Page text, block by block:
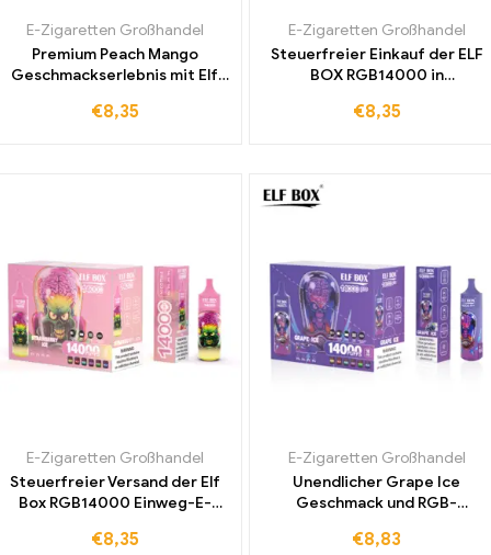
E-Zigaretten Großhandel
Premium Peach Mango
Geschmackserlebnis mit Elf
Zigarette für anspruchsvolle
€8,35
E-Zigaretten Großhandel
Steuerfreier Einkauf der ELF
BOX RGB14000 in
einen besonderen Preis
€8,35
E-Zigaretten Großhandel
Steuerfreier Versand der Elf
Box RGB14000 Einweg-E-
ganz Europa
€8,35
E-Zigaretten Großhandel
Unendlicher Grape Ice
Geschmack und RGB-
RGB14000 Pro für
€8,83